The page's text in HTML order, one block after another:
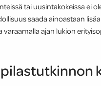
tai uusintakokeissa ei
saada ainoastaan
varaamalla ajan lukion